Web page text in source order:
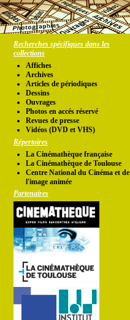
Recherches spécifiques dans les
collections
Affiches
Archives
Articles de périodiques
Dessins
Ouvrages
Photos en accés réservé
Revues de presse
Vidéos (DVD et VHS)
Répertoires
La Cinémathèque française
La Cinémathèque de Toulouse
Centre National du Cinéma et de
l'image animée
Partenaires